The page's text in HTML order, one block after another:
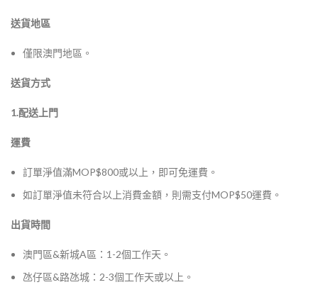
送貨地區
僅限澳門地區。
送貨方式
1.配送上門
運費
訂單淨值滿MOP$800或以上，即可免運費。
如訂單淨值未符合以上消費金額，則需支付MOP$50運費。
出貨時間
澳門區&新城A區：1-2個工作天。
氹仔區&路氹城：2-3個工作天或以上。